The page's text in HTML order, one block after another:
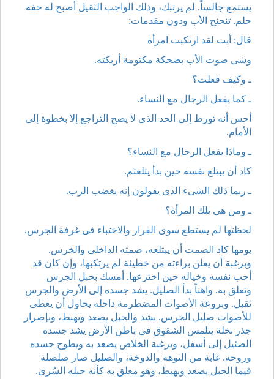
يستمع جالساً. لم يرتبك، وذلك الواجب الثقيل أصبح له خفة
حلم. تنحنح الأب ودون مقدمات:
قال: أبت لقد ارتكبت امرأة
وشى صوت الأب بضحكة مكتومة أربكته.
ـ وكيف فعلت؟
ـ كما يفعل الرجال مع النساء.
أحس أنه تورط إلى الحد الذى لا يصح التراجع إلا بخطوة إلى
الأمام.
ـ وماذا يفعل الرجال مع النساء؟
كاد أن يبتلع نفسه حين بدأ يتلعثم.
ـ ربما ذلك الشىء الذى يقولون إنه يغضب الرب.
ـ ومن هى تلك المرأة؟
لحظتها لم يستطع سوى الفرار والاختباء فى غرفة الجرس.
يومها كاد الصمت أن يبتلعه، صمته الداخلى والخرس.
وبرغبة أن يعلن براءته من خطيئة لم يرتكبها، وإن كان قد
أحب نفسه وخياله حين اخترعها. أمسك بحبل الجرس
وتعلق به. واهناً بدأ الصليل. يشد جسده إلى الأرض والجرس
ثقيل. وبروعة الأصوات المضطرمة داخله يحاول أن يعطى
للأصوات صليل الجرس. يشد والحبل يصعد ويهبط، وبإصرار
جذر نخلة يتلمس الشقوق فى باطن الأرض يشد جسده
الضئيل إلى أسفل، وبرغبة الخلاص يصعد به ويطوح جسده
وروحه. غابة من التوهة والدوخة، والصليل صار صلصلة
فيما الحبل يصعد ويهبط، وهو معلق به كأنه حبله السُرى.